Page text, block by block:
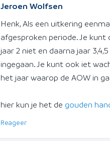
Jeroen Wolfsen
Henk, Als een uitkering
afgesproken periode. Je kunt
jaar 2 niet en daarna jaar
ingegaan. Je kunt ook iet
het jaar waarop de AOW in
hier kun je het de gouden
Reageer